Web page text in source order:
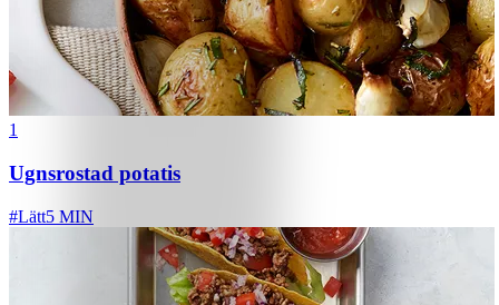
1
Ugnsrostad potatis
#Lätt5 MIN